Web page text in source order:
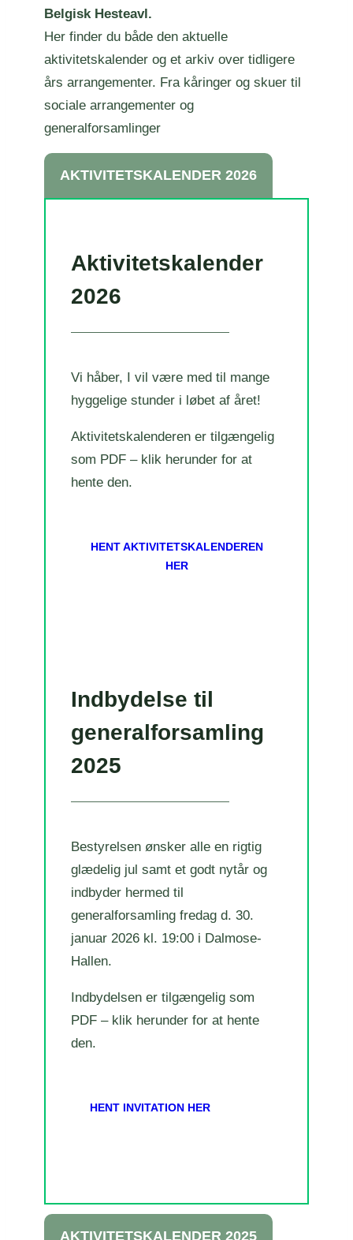
Belgisk Hesteavl.
Her finder du både den aktuelle
aktivitetskalender og et arkiv over tidligere
års arrangementer. Fra kåringer og skuer til
sociale arrangementer og
generalforsamlinger
AKTIVITETSKALENDER 2026
Aktivitetskalender
2026
Vi håber, I vil være med til mange
hyggelige stunder i løbet af året!
Aktivitetskalenderen er tilgængelig
som PDF – klik herunder for at
hente den.
HENT AKTIVITETSKALENDEREN
HER
Indbydelse til
generalforsamling
2025
Bestyrelsen ønsker alle en rigtig
glædelig jul samt et godt nytår og
indbyder hermed til
generalforsamling fredag d. 30.
januar 2026 kl. 19:00 i Dalmose-
Hallen.
Indbydelsen er tilgængelig som
PDF – klik herunder for at hente
den.
HENT INVITATION HER
AKTIVITETSKALENDER 2025